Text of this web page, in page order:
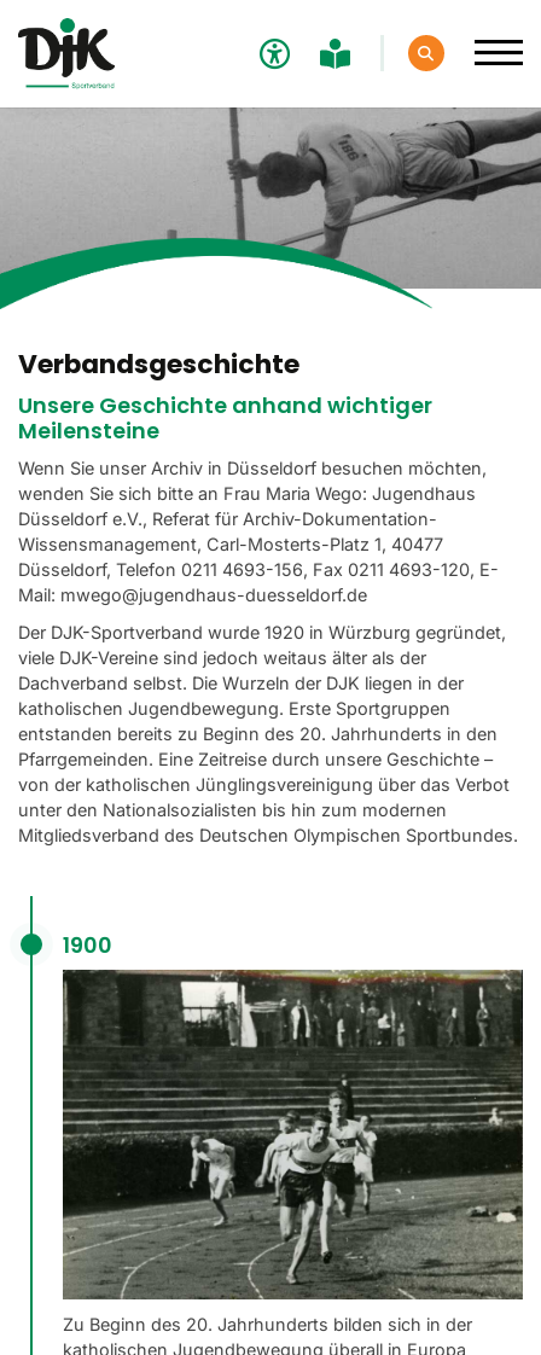
Verbandsgeschichte
Unsere Geschichte anhand wichtiger
Meilensteine
Wenn Sie unser Archiv in Düsseldorf besuchen möchten,
wenden Sie sich bitte an Frau Maria Wego: Jugendhaus
Düsseldorf e.V., Referat für Archiv-Dokumentation-
Wissensmanagement, Carl-Mosterts-Platz 1, 40477
Düsseldorf, Telefon 0211 4693-156, Fax 0211 4693-120, E-
Mail: mwego@jugendhaus-duesseldorf.de
Der DJK-Sportverband wurde 1920 in Würzburg gegründet,
viele DJK-Vereine sind jedoch weitaus älter als der
Dachverband selbst. Die Wurzeln der DJK liegen in der
katholischen Jugendbewegung. Erste Sportgruppen
entstanden bereits zu Beginn des 20. Jahrhunderts in den
Pfarrgemeinden. Eine Zeitreise durch unsere Geschichte –
von der katholischen Jünglingsvereinigung über das Verbot
unter den Nationalsozialisten bis hin zum modernen
Mitgliedsverband des Deutschen Olympischen Sportbundes.
1900
Zu Beginn des 20. Jahrhunderts bilden sich in der
katholischen Jugendbewegung überall in Europa
Unser Name
Angebote in DJK-Vereinen
Verbandshistorie
100 Jahre DJK 2020
Verbandsstruktur
DJK Diözesanverbände
Ansprechpartner
Was uns ausmacht
10 Gebote des Sports
DJK Shop
Aktuelles
Verantwortung
Service
Aus- und Fortbildungen
Kontakt
Bundessportfest '26
DJK Sportjugend